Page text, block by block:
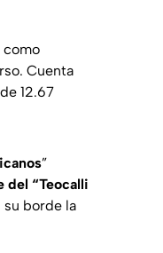
como
Cuenta
12.67
”
del “Teocalli
su borde la